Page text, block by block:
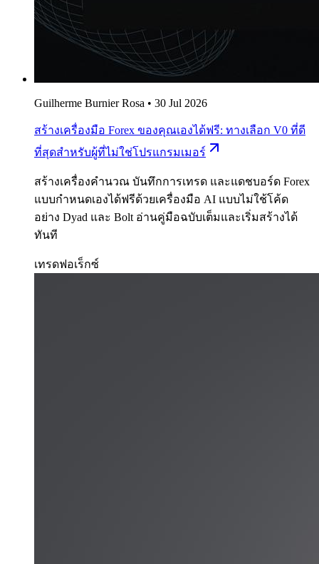
Guilherme Burnier Rosa • 30 Jul 2026
สร้างเครื่องมือ Forex ของคุณเองได้ฟรี: ทางเลือก V0 ที่ดี
ที่สุดสำหรับผู้ที่ไม่ใช่โปรแกรมเมอร์
สร้างเครื่องคำนวณ บันทึกการเทรด และแดชบอร์ด Forex
แบบกำหนดเองได้ฟรีด้วยเครื่องมือ AI แบบไม่ใช้โค้ด
อย่าง Dyad และ Bolt อ่านคู่มือฉบับเต็มและเริ่มสร้างได้
ทันที
เทรดฟอเร็กซ์